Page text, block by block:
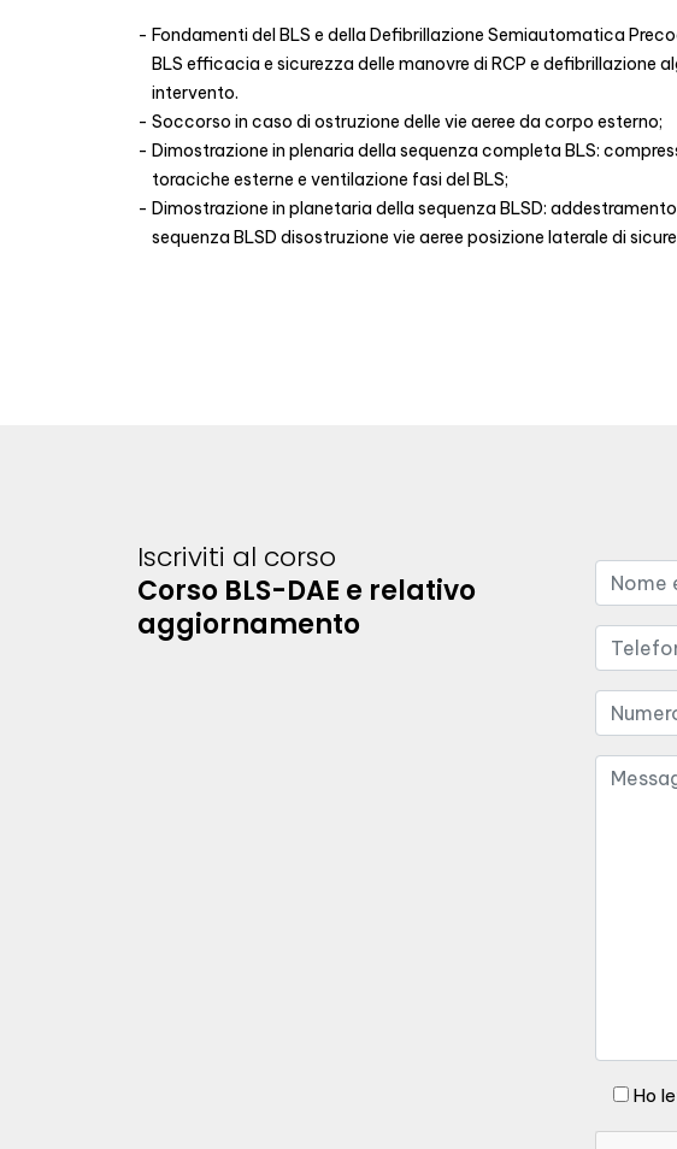
Fondamenti del BLS e della Defibrillazione Semiautomatica
BLS efficacia e sicurezza delle manovre di RCP e defibrillazione
intervento.
Soccorso in caso di ostruzione delle vie aeree da corpo esterno;
Dimostrazione in plenaria della sequenza completa BLS:
toraciche esterne e ventilazione fasi del BLS;
Dimostrazione in planetaria della sequenza BLSD:
sequenza BLSD disostruzione vie aeree posizione laterale di
Iscriviti al corso
Corso BLS-DAE e relativo
aggiornamento
Ho